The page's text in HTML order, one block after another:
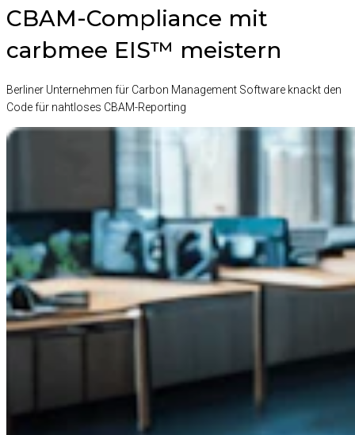
CBAM-Compliance mit
carbmee EIS™ meistern
Berliner Unternehmen für Carbon Management Software knackt den
Code für nahtloses CBAM-Reporting